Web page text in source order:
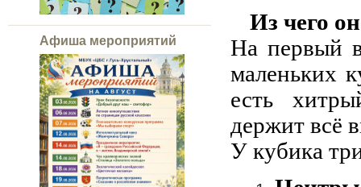
Афиша мероприятий
Из чего
На первый
маленьких
есть
держит всё
У кубика